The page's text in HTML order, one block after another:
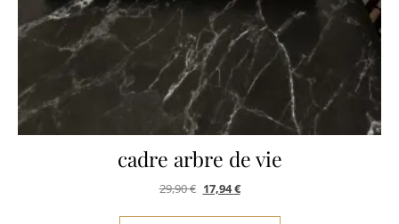
cadre arbre de vie
29,90€ Le prix initial était : 29,90 €.
17,94€Le prix actuel est : 17,94 €.